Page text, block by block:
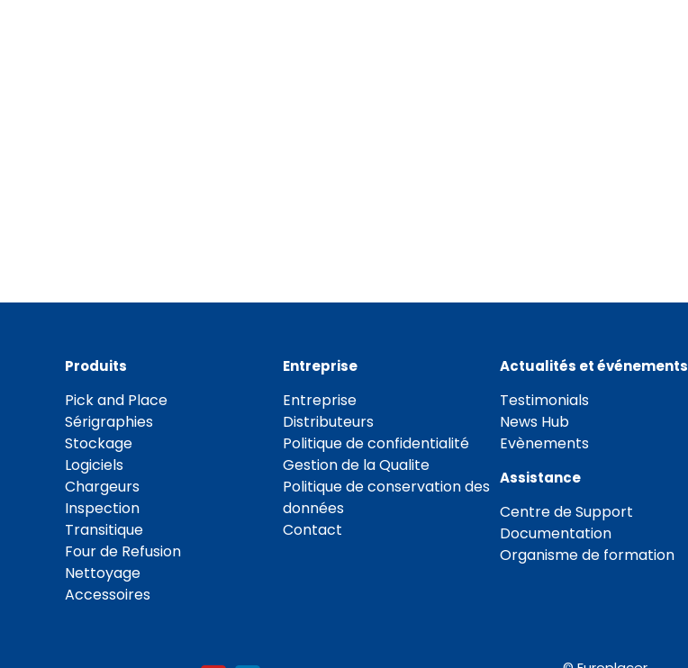
Produits
Pick and Place
Sérigraphies
Stockage
Logiciels
Chargeurs
Inspection
Transitique
Four de Refusion
Nettoyage
Accessoires
Entreprise
Entreprise
Distributeurs
Politique de confidentialité
Gestion de la Qualite
Politique de conservation des
données
Contact
Actualités et événements
Testimonials
News Hub
Evènements
Assistance
Centre de Support
Documentation
Organisme de formation